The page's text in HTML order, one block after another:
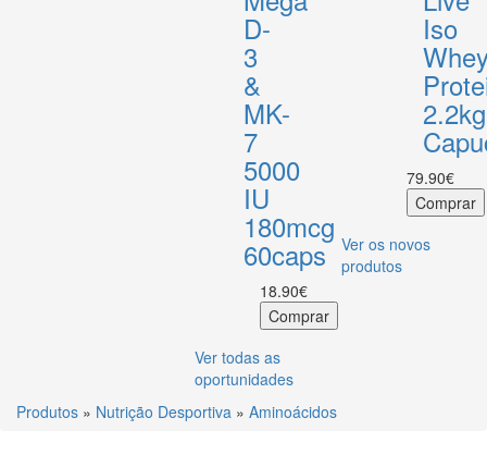
D-
3
&
MK-
7
5000
IU
180mcg
60caps
18.90€
Ver todas as
oportunidades
Iso
2.2kg
79.90€
Ver os novos
produtos
Produtos » Nutrição Desportiva » Aminoácidos